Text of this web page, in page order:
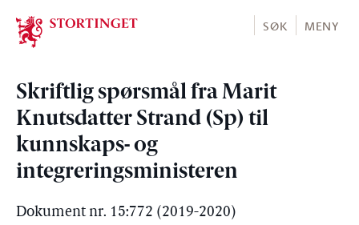
Stortinget.no
SØK MENY
Skriftlig spørsmål fra Marit
Knutsdatter Strand (Sp) til
kunnskaps- og
integreringsministeren
Dokument nr. 15:772 (2019-2020)